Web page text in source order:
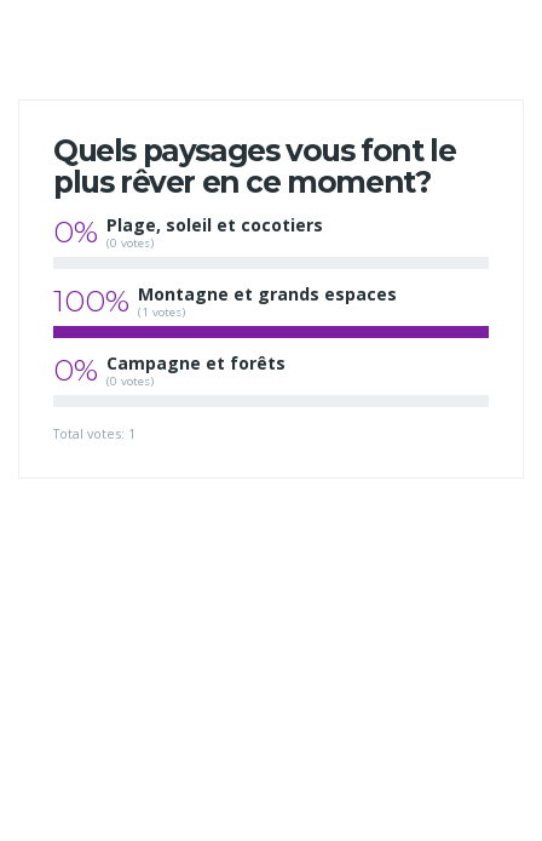
Quels paysages vous font le
plus rêver en ce moment?
0% Plage, soleil et cocotiers
(0 votes)
100% Montagne et grands espaces
(1 votes)
0% Campagne et forêts
(0 votes)
Total votes: 1